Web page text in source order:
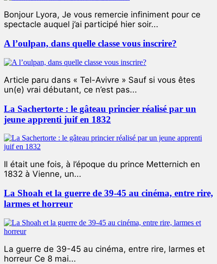
Bonjour Lyora, Je vous remercie infiniment pour ce
spectacle auquel j’ai participé hier soir...
A l’oulpan, dans quelle classe vous inscrire?
Article paru dans « Tel-Avivre » Sauf si vous êtes
un(e) vrai débutant, ce n’est pas...
La Sachertorte : le gâteau princier réalisé par un
jeune apprenti juif en 1832
Il était une fois, à l’époque du prince Metternich en
1832 à Vienne, un...
La Shoah et la guerre de 39-45 au cinéma, entre rire,
larmes et horreur
La guerre de 39-45 au cinéma, entre rire, larmes et
horreur Ce 8 mai...